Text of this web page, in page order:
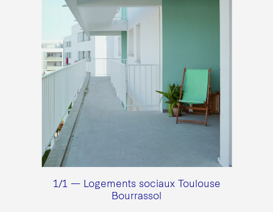
1/1 — Logements sociaux Toulouse
Bourrassol